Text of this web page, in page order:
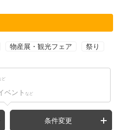
物産展・観光フェア 祭り
ど
ベント など
条件変更